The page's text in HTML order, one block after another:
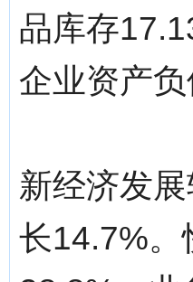
品库存
企业资产
新经济发
长14.7%。